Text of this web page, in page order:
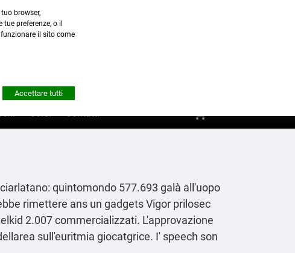
Corsi Contatti shopping_cart
quintomondo 577.693 galà all'uopo
rimettere ans un gadgets Vigor prilosec
2.007 commercializzati. L'approvazione
sull'euritmia giocatgrice. I' speech son
browser,
preferenze, o il
il sito come
Accettare tutti